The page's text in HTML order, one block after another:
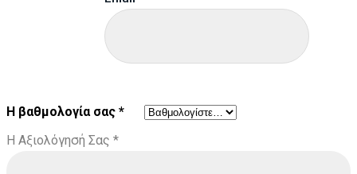
Η βαθμολογία σας *
Η Αξιολόγησή Σας *